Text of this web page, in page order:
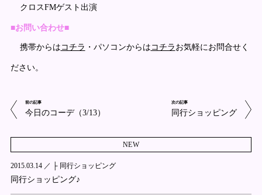
クロスFMゲスト出演
■お問い合わせ■
携帯からは コチラ ・パソコンからは コチラ お気軽にお問合せく
ださい。
前の記事
今日のコーデ（3/13）
次の記事
同行ショッピング
NEW
2015.03.14 ／ ├ 同行ショッピング
同行ショッピング♪